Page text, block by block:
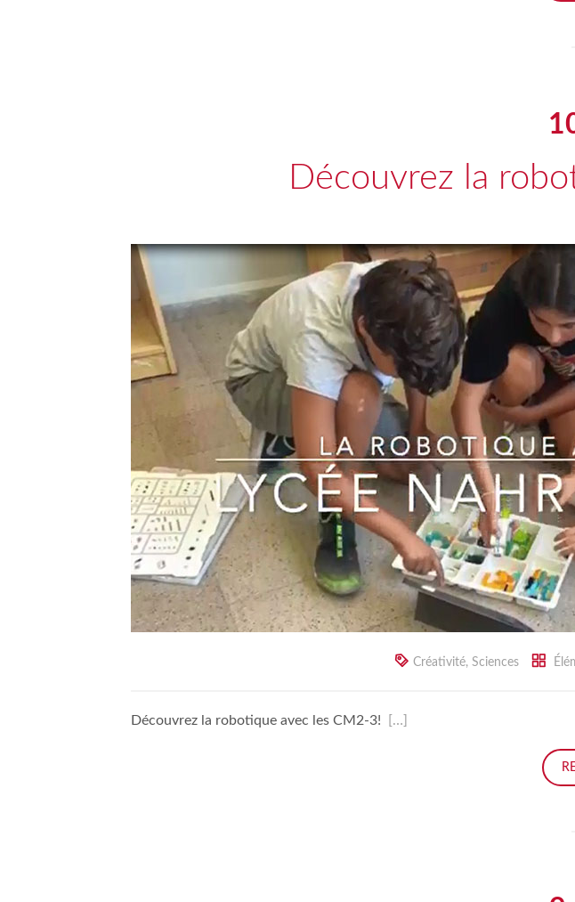
Découvrez la
Créativité, Sciences
Découvrez la robotique avec les CM2-3! […]